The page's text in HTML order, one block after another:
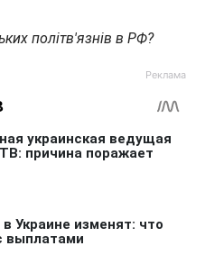
політв'язнів в РФ?